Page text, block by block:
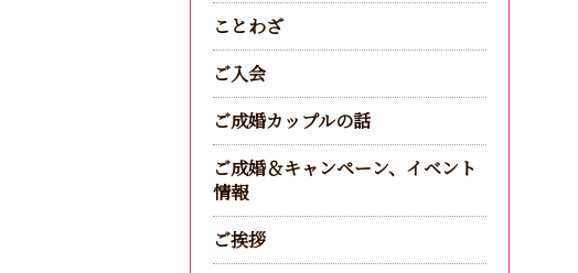
ことわざ
ご入会
ご成婚カップルの話
ご成婚＆キャンペーン、イベント
情報
ご挨拶